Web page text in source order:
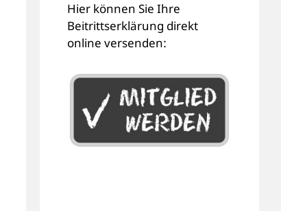
Hier können Sie Ihre
Beitrittserklärung direkt
online versenden: